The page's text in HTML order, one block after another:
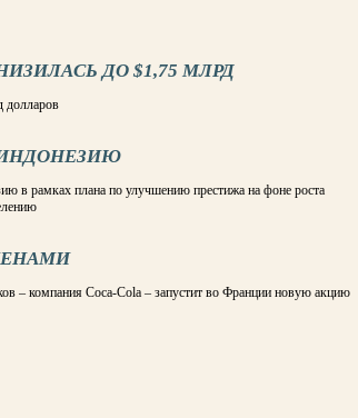
ДО $1,75 МЛРД
долларов
ИНДОНЕЗИЮ
в рамках плана по улучшению престижа на фоне роста
– компания Coca-Cola – запустит во Франции новую акцию